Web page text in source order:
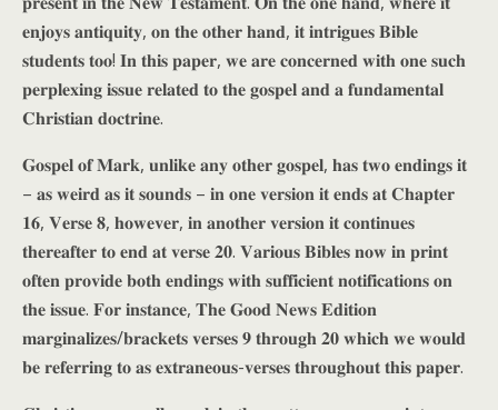
𝐞𝐧𝐣𝐨𝐲𝐬 𝐚𝐧𝐭𝐢𝐪𝐮𝐢𝐭𝐲, 𝐨𝐧 𝐭𝐡𝐞 𝐨𝐭𝐡𝐞𝐫 𝐡𝐚𝐧𝐝, 𝐢𝐭 𝐢𝐧𝐭𝐫𝐢𝐠𝐮𝐞𝐬 𝐁𝐢𝐛𝐥𝐞
𝐬𝐭𝐮𝐝𝐞𝐧𝐭𝐬 𝐭𝐨𝐨! 𝐈𝐧 𝐭𝐡𝐢𝐬 𝐩𝐚𝐩𝐞𝐫, 𝐰𝐞 𝐚𝐫𝐞 𝐜𝐨𝐧𝐜𝐞𝐫𝐧𝐞𝐝 𝐰𝐢𝐭𝐡 𝐨𝐧𝐞 𝐬𝐮𝐜𝐡
𝐩𝐞𝐫𝐩𝐥𝐞𝐱𝐢𝐧𝐠 𝐢𝐬𝐬𝐮𝐞 𝐫𝐞𝐥𝐚𝐭𝐞𝐝 𝐭𝐨 𝐭𝐡𝐞 𝐠𝐨𝐬𝐩𝐞𝐥 𝐚𝐧𝐝 𝐚 𝐟𝐮𝐧𝐝𝐚𝐦𝐞𝐧𝐭𝐚𝐥
𝐂𝐡𝐫𝐢𝐬𝐭𝐢𝐚𝐧 𝐝𝐨𝐜𝐭𝐫𝐢𝐧𝐞.
𝐆𝐨𝐬𝐩𝐞𝐥 𝐨𝐟 𝐌𝐚𝐫𝐤, 𝐮𝐧𝐥𝐢𝐤𝐞 𝐚𝐧𝐲 𝐨𝐭𝐡𝐞𝐫 𝐠𝐨𝐬𝐩𝐞𝐥, 𝐡𝐚𝐬 𝐭𝐰𝐨 𝐞𝐧𝐝𝐢𝐧𝐠𝐬 𝐢𝐭
– 𝐚𝐬 𝐰𝐞𝐢𝐫𝐝 𝐚𝐬 𝐢𝐭 𝐬𝐨𝐮𝐧𝐝𝐬 – 𝐢𝐧 𝐨𝐧𝐞 𝐯𝐞𝐫𝐬𝐢𝐨𝐧 𝐢𝐭 𝐞𝐧𝐝𝐬 𝐚𝐭 𝐂𝐡𝐚𝐩𝐭𝐞𝐫
𝟏𝟔, 𝐕𝐞𝐫𝐬𝐞 𝟖, 𝐡𝐨𝐰𝐞𝐯𝐞𝐫, 𝐢𝐧 𝐚𝐧𝐨𝐭𝐡𝐞𝐫 𝐯𝐞𝐫𝐬𝐢𝐨𝐧 𝐢𝐭 𝐜𝐨𝐧𝐭𝐢𝐧𝐮𝐞𝐬
𝐭𝐡𝐞𝐫𝐞𝐚𝐟𝐭𝐞𝐫 𝐭𝐨 𝐞𝐧𝐝 𝐚𝐭 𝐯𝐞𝐫𝐬𝐞 𝟐𝟎. 𝐕𝐚𝐫𝐢𝐨𝐮𝐬 𝐁𝐢𝐛𝐥𝐞𝐬 𝐧𝐨𝐰 𝐢𝐧 𝐩𝐫𝐢𝐧𝐭
𝐨𝐟𝐭𝐞𝐧 𝐩𝐫𝐨𝐯𝐢𝐝𝐞 𝐛𝐨𝐭𝐡 𝐞𝐧𝐝𝐢𝐧𝐠𝐬 𝐰𝐢𝐭𝐡 𝐬𝐮𝐟𝐟𝐢𝐜𝐢𝐞𝐧𝐭 𝐧𝐨𝐭𝐢𝐟𝐢𝐜𝐚𝐭𝐢𝐨𝐧𝐬 𝐨𝐧
𝐭𝐡𝐞 𝐢𝐬𝐬𝐮𝐞. 𝐅𝐨𝐫 𝐢𝐧𝐬𝐭𝐚𝐧𝐜𝐞, 𝐓𝐡𝐞 𝐆𝐨𝐨𝐝 𝐍𝐞𝐰𝐬 𝐄𝐝𝐢𝐭𝐢𝐨𝐧
𝐦𝐚𝐫𝐠𝐢𝐧𝐚𝐥𝐢𝐳𝐞𝐬/𝐛𝐫𝐚𝐜𝐤𝐞𝐭𝐬 𝐯𝐞𝐫𝐬𝐞𝐬 𝟗 𝐭𝐡𝐫𝐨𝐮𝐠𝐡 𝟐𝟎 𝐰𝐡𝐢𝐜𝐡 𝐰𝐞 𝐰𝐨𝐮𝐥𝐝
𝐛𝐞 𝐫𝐞𝐟𝐞𝐫𝐫𝐢𝐧𝐠 𝐭𝐨 𝐚𝐬 𝐞𝐱𝐭𝐫𝐚𝐧𝐞𝐨𝐮𝐬-𝐯𝐞𝐫𝐬𝐞𝐬 𝐭𝐡𝐫𝐨𝐮𝐠𝐡𝐨𝐮𝐭 𝐭𝐡𝐢𝐬 𝐩𝐚𝐩𝐞𝐫.